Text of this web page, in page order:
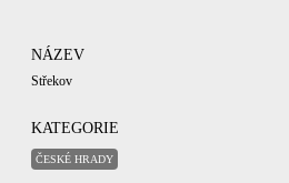
NÁZEV
Střekov
KATEGORIE
ČESKÉ HRADY